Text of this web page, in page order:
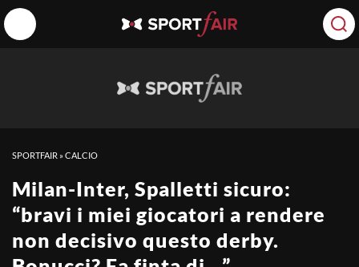
SPORTFAIR »CALCIO
Milan-Inter, Spalletti sicuro:
“bravi i miei giocatori a rendere
non decisivo questo derby.